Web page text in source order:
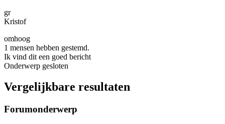
gr
Kristof
omhoog
1 mensen hebben gestemd.
Ik vind dit een goed bericht
Onderwerp gesloten
Vergelijkbare resultaten
Forumonderwerp